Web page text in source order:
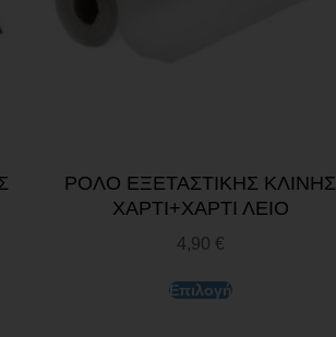
ΡΟΛΟ ΕΞΕΤΑΣΤΙΚΗΣ ΚΛΙΝΗΣ
ΧΑΡΤΙ+ΧΑΡΤΙ ΛΕΙΟ
4,90 €
Επιλογή